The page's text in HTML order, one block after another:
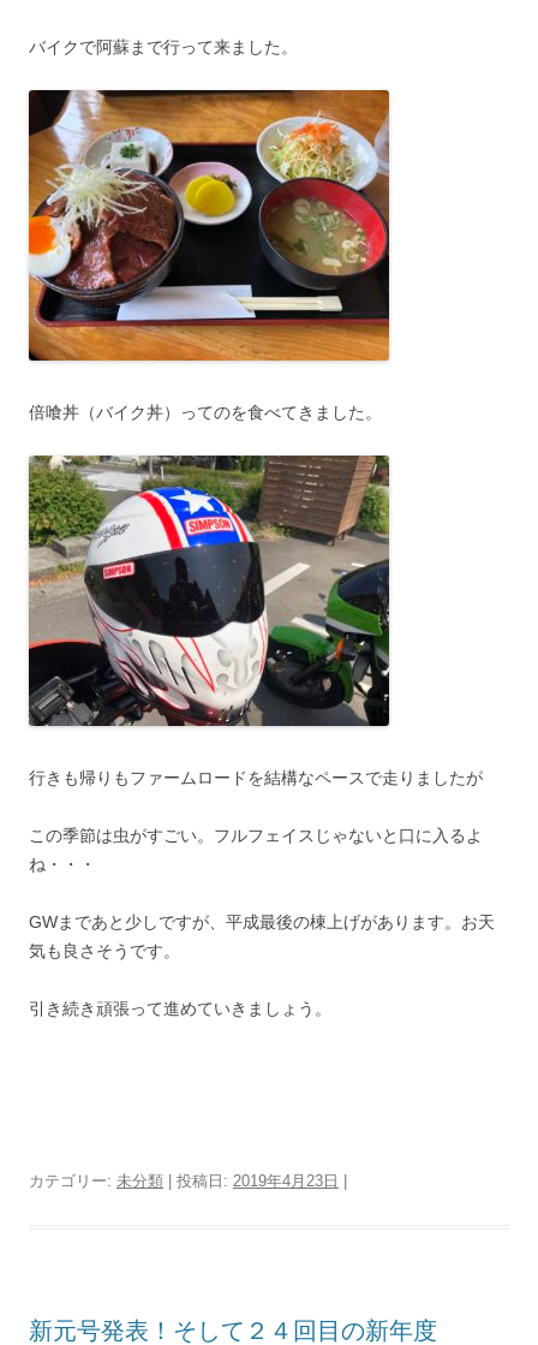
バイクで阿蘇まで行って来ました。
倍喰丼（バイク丼）ってのを食べてきました。
行きも帰りもファームロードを結構なペースで走りましたが
この季節は虫がすごい。フルフェイスじゃないと口に入るよ
ね・・・
GWまであと少しですが、平成最後の棟上げがあります。お天
気も良さそうです。
引き続き頑張って進めていきましょう。
カテゴリー: 未分類 | 投稿日: 2019年4月23日 |
新元号発表！そして２４回目の新年度